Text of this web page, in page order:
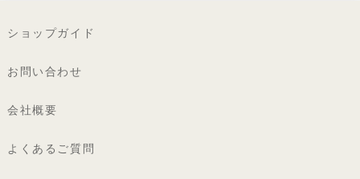
ショップガイド
お問い合わせ
会社概要
よくあるご質問